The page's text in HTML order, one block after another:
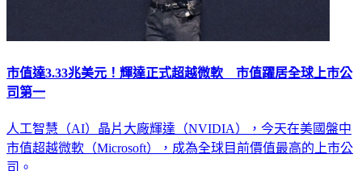
市值達3.33兆美元！輝達正式超越微軟 市值躍居全球上市公
司第一
人工智慧（AI）晶片大廠輝達（NVIDIA），今天在美國盤中
市值超越微軟（Microsoft），成為全球目前價值最高的上市公
司。